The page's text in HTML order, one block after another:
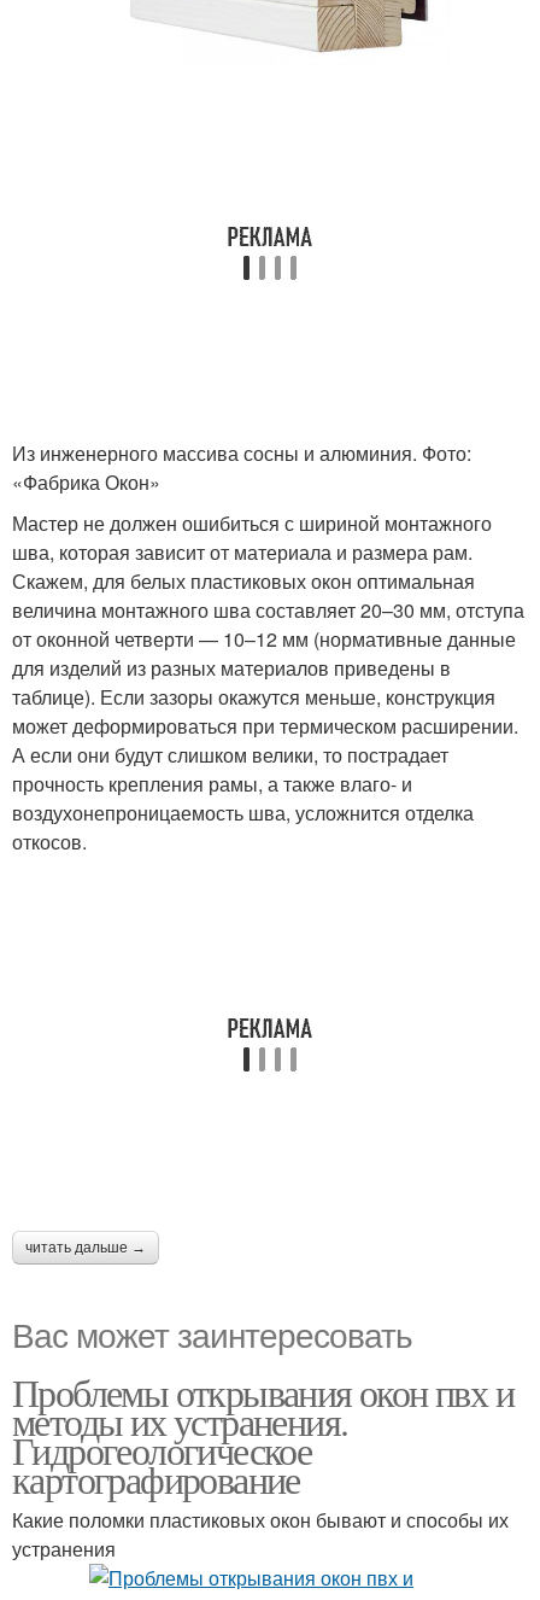
Из инженерного массива сосны и алюминия. Фото:
«Фабрика Окон»
Мастер не должен ошибиться с шириной монтажного
шва, которая зависит от материала и размера рам.
Скажем, для белых пластиковых окон оптимальная
величина монтажного шва составляет 20–30 мм, отступа
от оконной четверти — 10–12 мм (нормативные данные
для изделий из разных материалов приведены в
таблице). Если зазоры окажутся меньше, конструкция
может деформироваться при термическом расширении.
А если они будут слишком велики, то пострадает
прочность крепления рамы, а также влаго- и
воздухонепроницаемость шва, усложнится отделка
откосов.
читать дальше →
Вас может заинтересовать
Проблемы открывания окон пвх и
методы их устранения.
Гидрогеологическое
картографирование
Какие поломки пластиковых окон бывают и способы их
устранения